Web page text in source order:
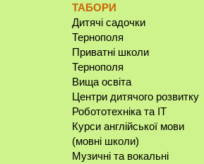
ТАБОРИ
Дитячі садочки
Тернополя
Приватні школи
Тернополя
Вища освіта
Центри дитячого розвитку
Робототехніка та IT
Курси англійської мови
(мовні школи)
Музичні та вокальні